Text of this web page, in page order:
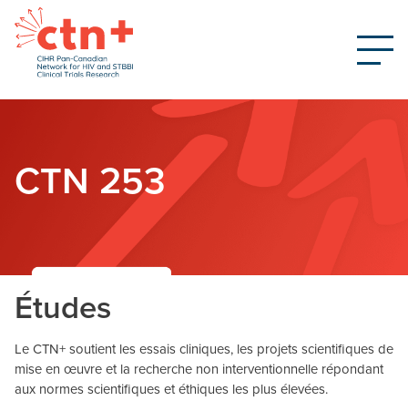
CTN 253
Études
Le CTN+ soutient les essais cliniques, les projets scientifiques de
mise en œuvre et la recherche non interventionnelle répondant
aux normes scientifiques et éthiques les plus élevées.